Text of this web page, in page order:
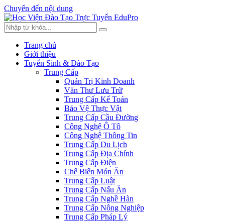
Chuyển đến nội dung
Trang chủ
Giới thiệu
Tuyển Sinh & Đào Tạo
Trung Cấp
Quản Trị Kinh Doanh
Văn Thư Lưu Trữ
Trung Cấp Kế Toán
Bảo Vệ Thực Vật
Trung Cấp Cầu Đường
Công Nghệ Ô Tô
Công Nghệ Thông Tin
Trung Cấp Du Lịch
Trung Cấp Địa Chính
Trung Cấp Điện
Chế Biến Món Ăn
Trung Cấp Luật
Trung Cấp Nấu Ăn
Trung Cấp Nghề Hàn
Trung Cấp Nông Nghiệp
Trung Cấp Pháp Lý